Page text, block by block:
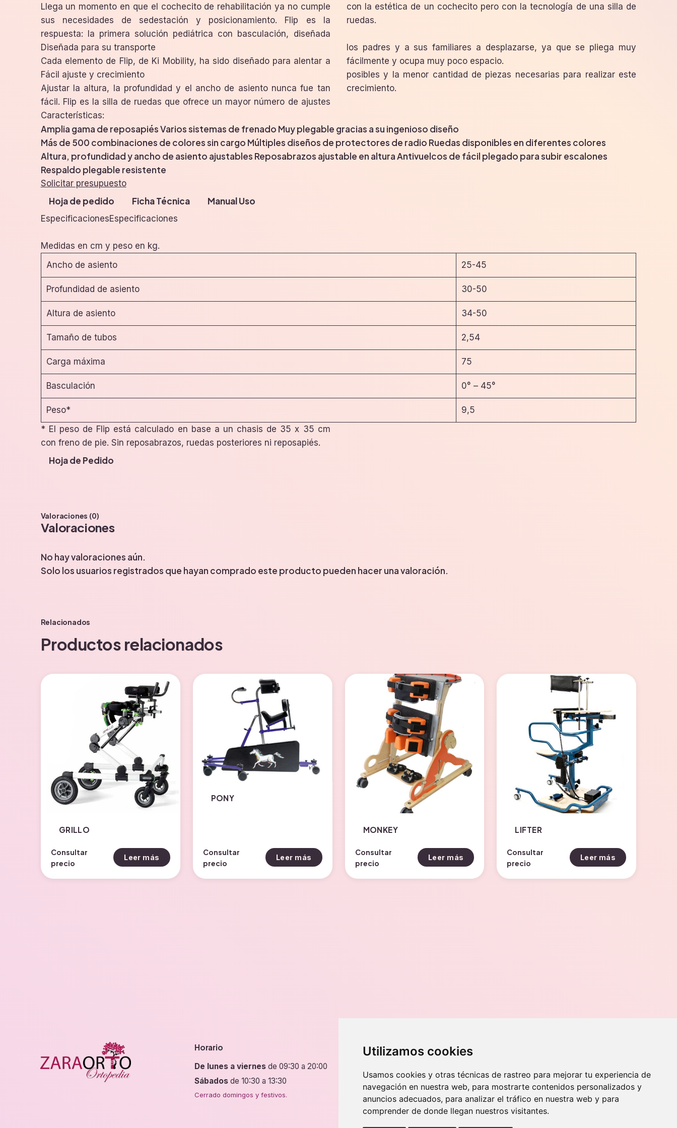
Utilizamos cookies
Usamos cookies y otras técnicas de rastreo para mejorar tu experiencia de
navegación en nuestra web, para mostrarte contenidos personalizados y
anuncios adecuados, para analizar el tráfico en nuestra web y para
comprender de donde llegan nuestros visitantes.
Llega un momento en que el cochecito de rehabilitación ya no cumple
sus necesidades de sedestación y posicionamiento. Flip es la
respuesta: la primera solución pediátrica con basculación, diseñada
con la estética de un cochecito pero con la tecnología de una silla de
ruedas.
Diseñada para su transporte
Cada elemento de Flip, de Ki Mobility, ha sido diseñado para alentar a
los padres y a sus familiares a desplazarse, ya que se pliega muy
fácilmente y ocupa muy poco espacio.
Fácil ajuste y crecimiento
Ajustar la altura, la profundidad y el ancho de asiento nunca fue tan
fácil. Flip es la silla de ruedas que ofrece un mayor número de ajustes
posibles y la menor cantidad de piezas necesarias para realizar este
crecimiento.
Características:
Amplia gama de reposapiésVarios sistemas de frenado Muy plegable gracias a su ingenioso diseño
Más de 500 combinaciones de colores sin cargo Múltiples diseños de protectores de radio Ruedas disponibles en diferentes colores
Altura, profundidad y ancho de asiento ajustables Reposabrazos ajustable en alturaAntivuelcos de fácil plegado para subir escalones
Respaldo plegable resistente
Solicitar presupuesto
Hoja de pedido Ficha Técnica Manual Uso
EspecificacionesEspecificaciones
Medidas en cm y peso en kg.
Ancho de asiento
25-45
Profundidad de asiento 30-50
Altura de asiento 34-50
Tamaño de tubos 2,54
Carga máxima 75
Basculación 0° – 45°
Peso*
9,5
* El peso de Flip está calculado en base a un chasis de 35 x 35 cm
con freno de pie. Sin reposabrazos, ruedas posteriores ni reposapiés.
Hoja de Pedido
Valoraciones (0)
Valoraciones
No hay valoraciones aún.
Solo los usuarios registrados que hayan comprado este producto pueden hacer una valoración.
Relacionados
Productos relacionados
GRILLO
Consultar
precio
Leer más
PONY
Consultar
precio
Leer más
MONKEY
Consultar
precio
Leer más
LIFTER
Consultar
precio
Leer más
Horario
De lunes a viernes de 09:30 a 20:00
Sábados de 10:30 a 13:30
Cerrado domingos y festivos.
Dirección
50009 Zaragoza
4 tiendas en Zaragoza.
Whatsapp
info@zaraorto.com